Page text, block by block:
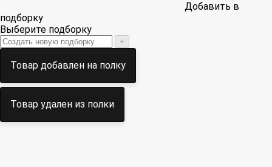
Добавить в
подборку
Выберите подборку
+
Товар добавлен на полку
Товар удален из полки